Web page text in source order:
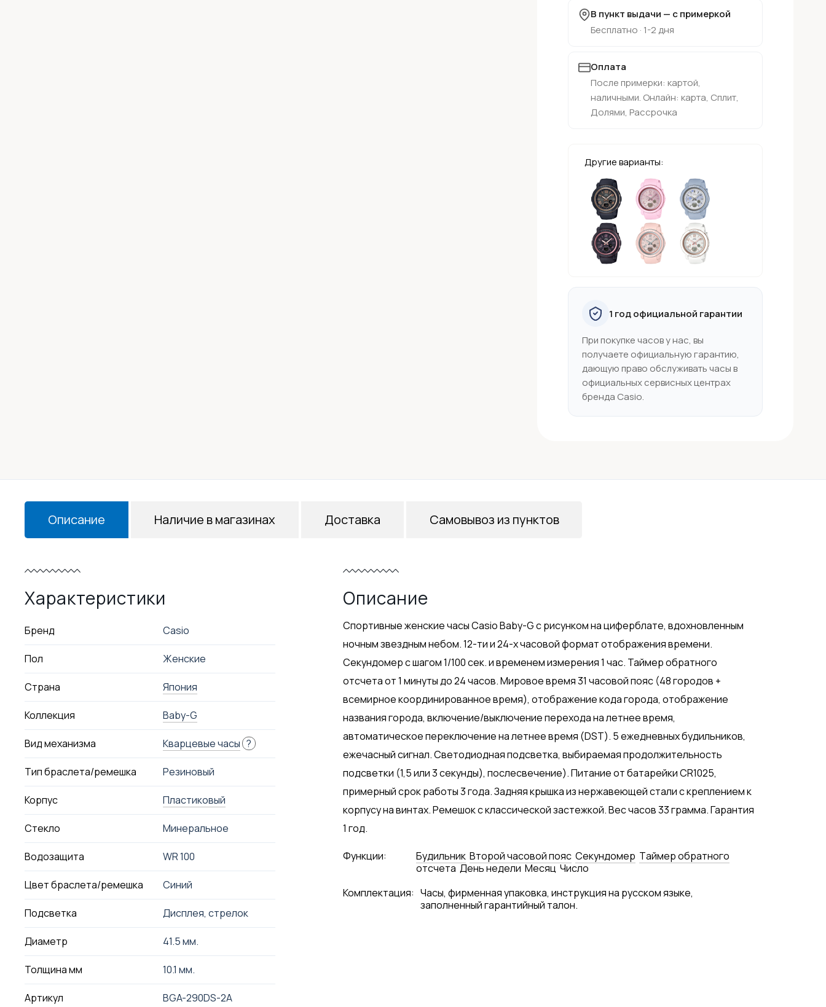
В пункт выдачи — с примеркой
Бесплатно · 1-2 дня
Оплата
После примерки: картой,
наличными. Онлайн: карта, Сплит,
Долями, Рассрочка
Другие варианты:
1 год официальной гарантии
При покупке часов у нас, вы
получаете официальную гарантию,
дающую право обслуживать часы в
официальных сервисных центрах
бренда Casio.
Описание
Характеристики
Бренд Casio
Пол Женские
Страна Япония
Коллекция Baby-G
Вид механизма Кварцевые часы ?
Тип браслета/ремешка Резиновый
Корпус Пластиковый
Стекло Минеральное
Водозащита WR 100
Цвет браслета/ремешка Синий
Подсветка Дисплея, стрелок
Диаметр 41.5 мм.
Толщина мм 10.1 мм.
Артикул BGA-290DS-2A
Описание
Спортивные женские часы Casio Baby-G с рисунком на циферблате, вдохновленным
ночным звездным небом. 12-ти и 24-х часовой формат отображения времени.
Секундомер с шагом 1/100 сек. и временем измерения 1 час. Таймер обратного
отсчета от 1 минуты до 24 часов. Мировое время 31 часовой пояс (48 городов +
всемирное координированное время), отображение кода города, отображение
названия города, включение/выключение перехода на летнее время,
автоматическое переключение на летнее время (DST). 5 ежедневных будильников,
ежечасный сигнал. Светодиодная подсветка, выбираемая продолжительность
подсветки (1,5 или 3 секунды), послесвечение). Питание от батарейки CR1025,
примерный срок работы 3 года. Задняя крышка из нержавеющей стали с креплением к
корпусу на винтах. Ремешок с классической застежкой. Вес часов 33 грамма. Гарантия
1 год.
Функции: Будильник Второй часовой пояс Секундомер Tаймер обратного
отсчета День недели Месяц Число
Комплектация: Часы, фирменная упаковка, инструкция на русском языке,
заполненный гарантийный талон.
Наличие в магазинах Доставка Самовывоз из пунктов